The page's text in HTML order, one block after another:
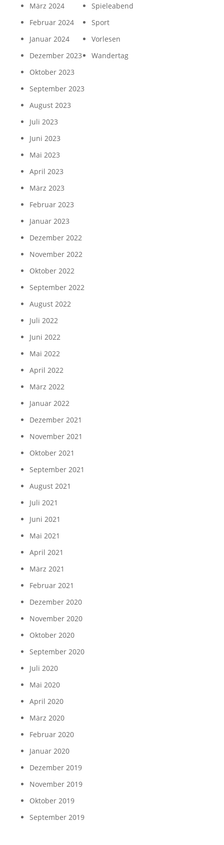
März 2024
Februar 2024
Januar 2024
Dezember 2023
Oktober 2023
September 2023
August 2023
Juli 2023
Juni 2023
Mai 2023
April 2023
März 2023
Februar 2023
Januar 2023
Dezember 2022
November 2022
Oktober 2022
September 2022
August 2022
Juli 2022
Juni 2022
Mai 2022
April 2022
März 2022
Januar 2022
Dezember 2021
November 2021
Oktober 2021
September 2021
August 2021
Juli 2021
Juni 2021
Mai 2021
April 2021
März 2021
Februar 2021
Dezember 2020
November 2020
Oktober 2020
September 2020
Juli 2020
Mai 2020
April 2020
März 2020
Februar 2020
Januar 2020
Dezember 2019
November 2019
Oktober 2019
September 2019
Spieleabend
Sport
Vorlesen
Wandertag